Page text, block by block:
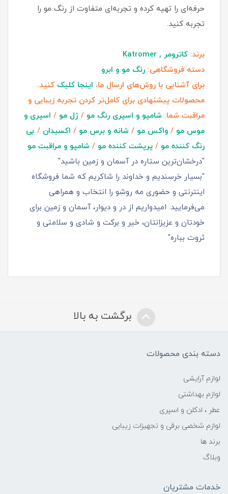
حرفه‌ای را تهیه کرده و تجربه‌ای متفاوت از رنگ مو را
تجربه کنید.
برند: کاترومر , Katromer
دسته فروشگاهی: رنگ مو و ابرو
برای آشنایی با روش‌های ارسال ما، اینجا کلیک کنید.
محصولات پیشنهادی برای کامل‌تر کردن تجربه زیبایی و
مراقبت شما: شامپو و اسپری رنگ مو / ژل مو / اسپری و
موس مو / واکس مو / شانه و برس مو / اکسیدان / بی
رنگ کننده مو / پرپشت کننده مو / شامپو و مراقبت مو
"درخشان‌ترین ستاره در آسمان و زمین باشید"
"بسیار خرسندیم و خداوند را شاکریم که شما فروشگاه
اینترنتی و حضوری مه روشو را انتخاب و همراهی
می‌فرمایید. امیدواریم از در و دیوار، آسمان و زمین برای
خودتان و عزیزانتان، خیر و برکت و شادی و سلامتی و
ثروت بباره"
برگشت به بالا
دسته بندی محصولات
لوازم آرایشی
لوازم بهداشتی
عطر ، ادکلن و اسپری
لوازم شخصی برقی و تجهیزات زیبایی
برند ها
وبلاگ
خدمات مشتریان